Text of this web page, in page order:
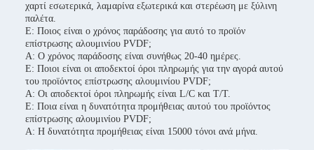
χαρτί εσωτερικά, λαμαρίνα εξωτερικά και στερέωση με ξύλινη
παλέτα.
Ε: Ποιος είναι ο χρόνος παράδοσης για αυτό το προϊόν
επίστρωσης αλουμινίου PVDF;
Α: Ο χρόνος παράδοσης είναι συνήθως 20-40 ημέρες.
Ε: Ποιοι είναι οι αποδεκτοί όροι πληρωμής για την αγορά αυτού
του προϊόντος επίστρωσης αλουμινίου PVDF;
Α: Οι αποδεκτοί όροι πληρωμής είναι L/C και T/T.
Ε: Ποια είναι η δυνατότητα προμήθειας αυτού του προϊόντος
επίστρωσης αλουμινίου PVDF;
Α: Η δυνατότητα προμήθειας είναι 15000 τόνοι ανά μήνα.